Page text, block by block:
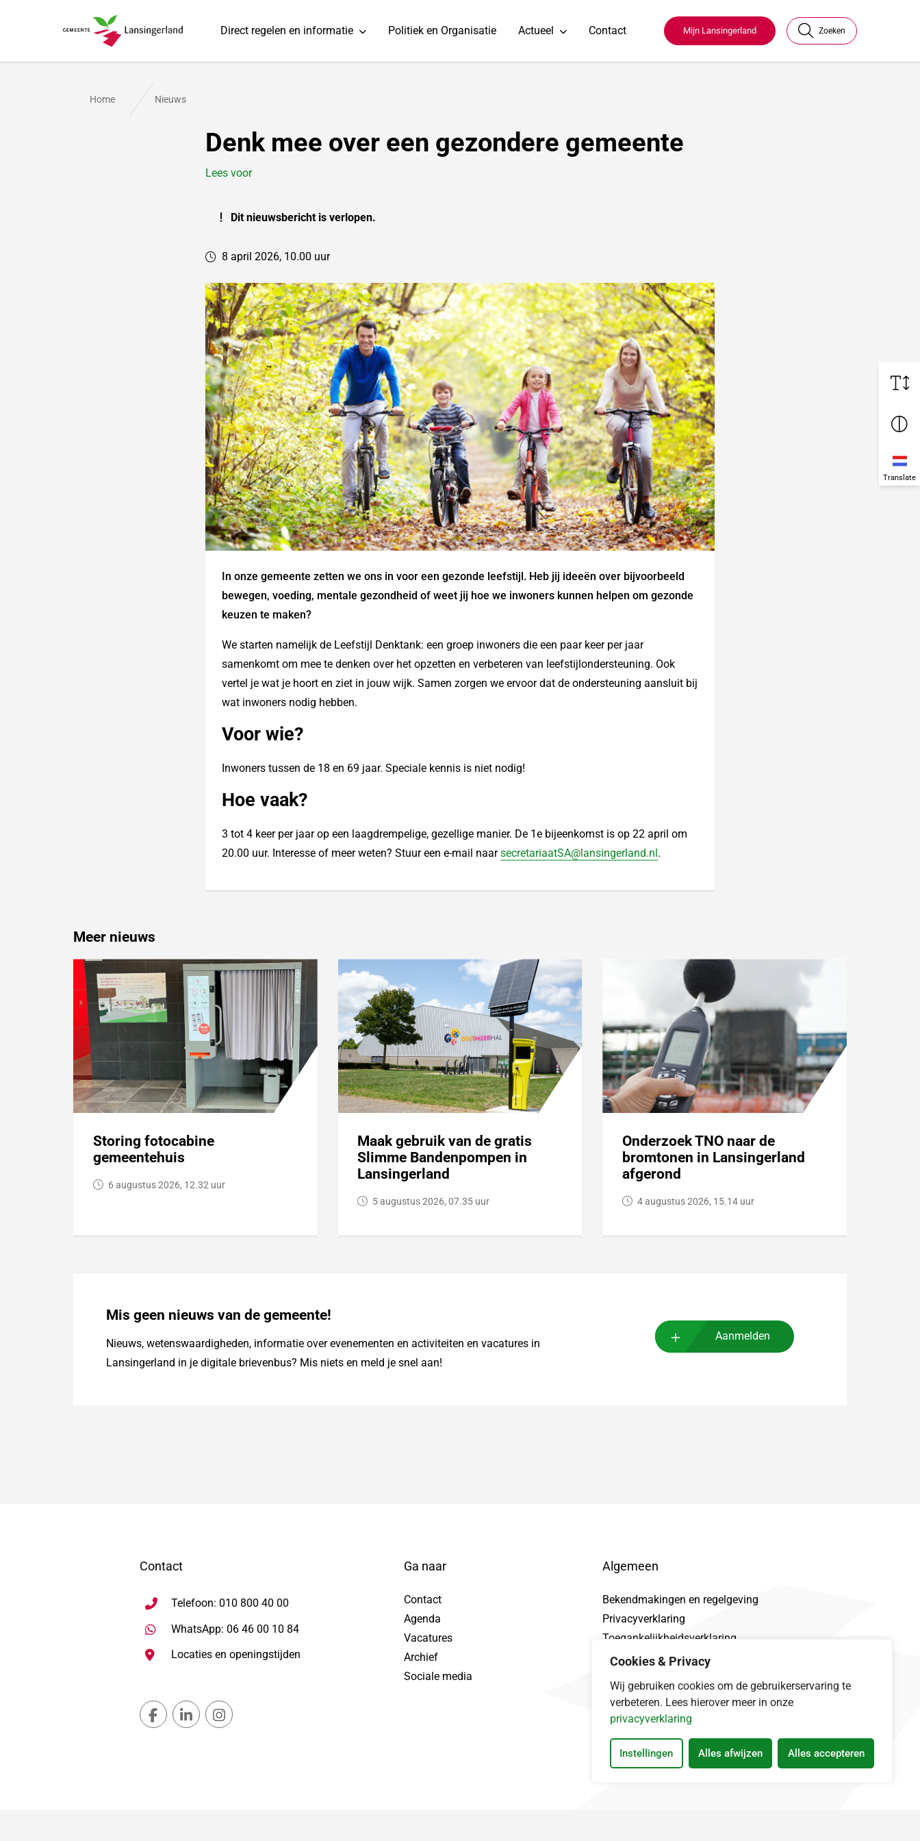
Cookies & Privacy
Wij gebruiken cookies om de gebruikerservaring te
verbeteren. Lees hierover meer in onze
privacyverklaring
Instellingen Alles afwijzen Alles accepteren
Direct regelen en informatie Politiek en Organisatie Actueel Contact Mijn Lansingerland Zoeken
Translate
Home Nieuws
Denk mee over een gezondere gemeente
Lees voor
Dit nieuwsbericht is verlopen.
8 april 2026, 10.00 uur
In onze gemeente zetten we ons in voor een gezonde leefstijl. Heb jij ideeën over bijvoorbeeld
bewegen, voeding, mentale gezondheid of weet jij hoe we inwoners kunnen helpen om gezonde
keuzen te maken?
We starten namelijk de Leefstijl Denktank: een groep inwoners die een paar keer per jaar
samenkomt om mee te denken over het opzetten en verbeteren van leefstijlondersteuning. Ook
vertel je wat je hoort en ziet in jouw wijk. Samen zorgen we ervoor dat de ondersteuning aansluit bij
wat inwoners nodig hebben.
Voor wie?
Inwoners tussen de 18 en 69 jaar. Speciale kennis is niet nodig!
Hoe vaak?
3 tot 4 keer per jaar op een laagdrempelige, gezellige manier. De 1e bijeenkomst is op 22 april om
20.00 uur. Interesse of meer weten? Stuur een e-mail naarsecretariaatSA@lansingerland.nl .
Meer nieuws
Storing fotocabine
gemeentehuis
6 augustus 2026, 12.32 uur
Maak gebruik van de gratis
Slimme Bandenpompen in
Lansingerland
5 augustus 2026, 07.35 uur
Onderzoek TNO naar de
bromtonen in Lansingerland
afgerond
4 augustus 2026, 15.14 uur
Mis geen nieuws van de gemeente!
Nieuws, wetenswaardigheden, informatie over evenementen en activiteiten en vacatures in
Lansingerland in je digitale brievenbus? Mis niets en meld je snel aan!
Aanmelden
Contact
Telefoon: 010 800 40 00
WhatsApp: 06 46 00 10 84Stuur WhatsApp bericht, opent in nieuw tabblad
Locaties en openingstijden
Gemeente Lansingerland Facebook, opent in nieuw tabblad
Gemeente Lansingerland LinkedIn, opent in nieuw tabblad
Ga naar
Contact
Agenda
Vacatures
Archief
Sociale media
Algemeen
Bekendmakingen en regelgeving
Privacyverklaring
Toegankelijkheidsverklaring
Proclaimer